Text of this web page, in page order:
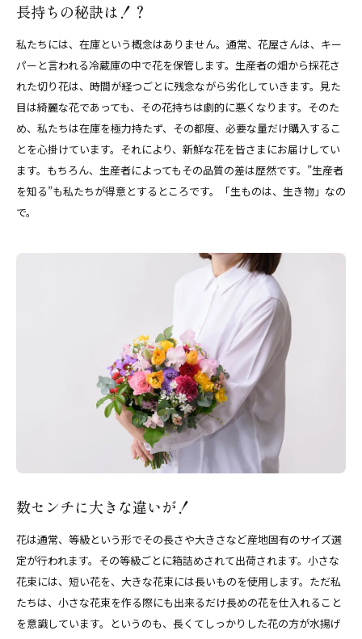
長持ちの秘訣は！？
私たちには、在庫という概念はありません。通常、花屋さんは、キー
パーと言われる冷蔵庫の中で花を保管します。生産者の畑から採花さ
れた切り花は、時間が経つごとに残念ながら劣化していきます。見た
目は綺麗な花であっても、その花持ちは劇的に悪くなります。そのた
め、私たちは在庫を極力持たず、その都度、必要な量だけ購入するこ
とを心掛けています。それにより、新鮮な花を皆さまにお届けしてい
ます。もちろん、生産者によってもその品質の差は歴然です。”生産者
を知る”も私たちが得意とするところです。「生ものは、生き物」なの
で。
数センチに大きな違いが！
花は通常、等級という形でその長さや大きさなど産地固有のサイズ選
定が行われます。その等級ごとに箱詰めされて出荷されます。小さな
花束には、短い花を、大きな花束には長いものを使用します。ただ私
たちは、小さな花束を作る際にも出来るだけ長めの花を仕入れること
を意識しています。というのも、長くてしっかりした花の方が水揚げ